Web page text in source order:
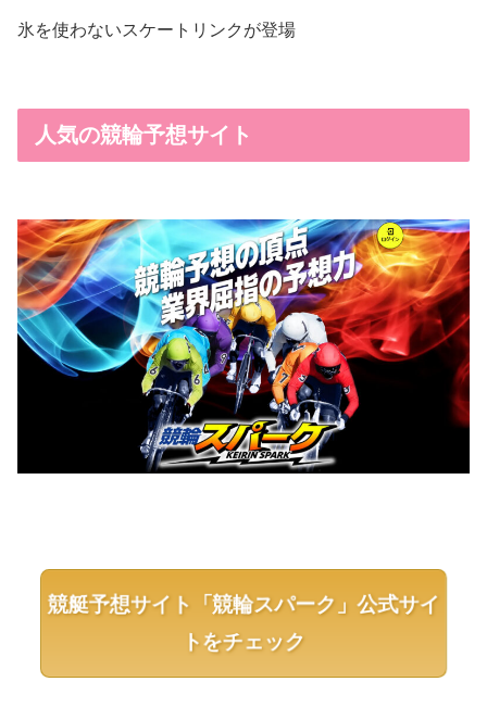
氷を使わないスケートリンクが登場
人気の競輪予想サイト
競艇予想サイト「競輪スパーク」公式サイ
トをチェック